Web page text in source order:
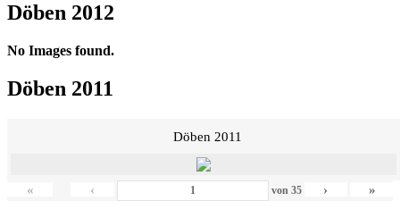
Döben 2012
No Images found.
Döben 2011
Döben 2011
« ‹ von 35 › »